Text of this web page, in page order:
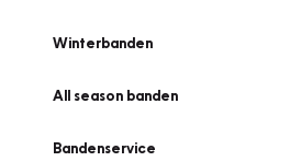
Winterbanden
All season banden
Bandenservice